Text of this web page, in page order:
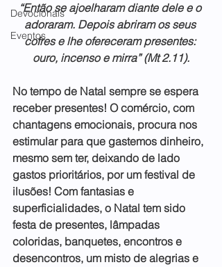
Devocionais
Eventos
“Então se ajoelharam diante dele e o
adoraram. Depois abriram os seus
cofres e lhe ofereceram presentes:
ouro, incenso e mirra” (Mt 2.11).
No tempo de Natal sempre se espera
receber presentes! O comércio, com
chantagens emocionais, procura nos
estimular para que gastemos dinheiro,
mesmo sem ter, deixando de lado
gastos prioritários, por um festival de
ilusões! Com fantasias e
superficialidades, o Natal tem sido
festa de presentes, lâmpadas
coloridas, banquetes, encontros e
desencontros, um misto de alegrias e